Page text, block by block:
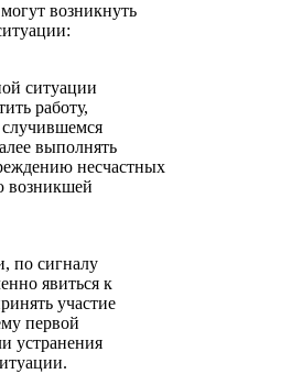
возникнуть
ситуации
работу,
выполнять
несчастных
возникшей
по сигналу
явиться к
участие
первой
устранения